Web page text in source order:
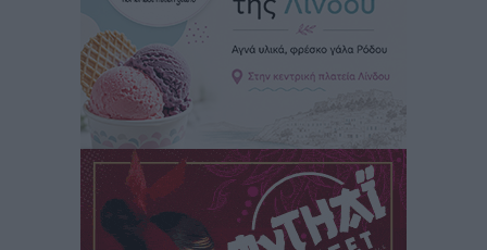
Οικονομική ενίσχυση για συντήρηση στο κλειστό της
Καρπάθου
Αθλητικά • πριν 2 ώρες
Στάθης Αντωνάς: Ένα βήμα πριν από επαγγελματικό
συμβόλαιο πυγμαχίας με MTGP και BXGP για Ευρώπη
και Αυστραλία
πριν 2 ώρες